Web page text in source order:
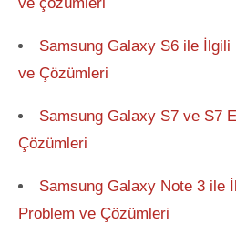
ve çözümleri
Samsung Galaxy S6 ile İlgili
ve Çözümleri
Samsung Galaxy S7 ve S7
Çözümleri
Samsung Galaxy Note 3 ile
Problem ve Çözümleri